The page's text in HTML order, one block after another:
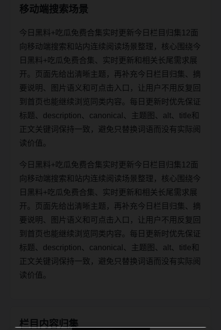
移动端搜索场景
今日黑料+吃瓜免费合集实时更新今日栏目归集12面
向移动端搜索和站内连续阅读场景整理，核心围绕今
日黑料+吃瓜免费合集、实时更新和相关长尾需求展
开。页面先给出清晰主题，再补充今日栏目归集、摘
要说明、图片语义和可点击入口，让用户不用反复回
到首页也能继续浏览同类内容。每日更新时优先保证
标题、description、canonical、主题图、alt、title和
正文关键词保持一致，避免只替换词语而没有实际阅
读价值。
今日黑料+吃瓜免费合集实时更新今日栏目归集12面
向移动端搜索和站内连续阅读场景整理，核心围绕今
日黑料+吃瓜免费合集、实时更新和相关长尾需求展
开。页面先给出清晰主题，再补充今日栏目归集、摘
要说明、图片语义和可点击入口，让用户不用反复回
到首页也能继续浏览同类内容。每日更新时优先保证
标题、description、canonical、主题图、alt、title和
正文关键词保持一致，避免只替换词语而没有实际阅
读价值。
栏目内容归集